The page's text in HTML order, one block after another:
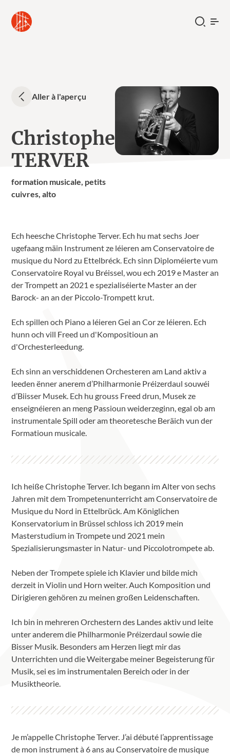
Aller à l'aperçu
Christophe
TERVER
formation musicale, petits
cuivres, alto
Ech heesche Christophe Terver. Ech hu mat sechs Joer
ugefaang mäin Instrument ze léieren am Conservatoire de
musique du Nord zu Ettelbréck. Ech sinn Diploméierte vum
Conservatoire Royal vu Bréissel, wou ech 2019 e Master an
der Trompett an 2021 e spezialiséierte Master an der
Barock- an an der Piccolo-Trompett krut.
Ech spillen och Piano a léieren Gei an Cor ze léieren. Ech
hunn och vill Freed un d'Kompositioun an
d'Orchesterleedung.
Ech sinn an verschiddenen Orchesteren am Land aktiv a
leeden ënner anerem d’Philharmonie Préizerdaul souwéi
d’Biisser Musek. Ech hu grouss Freed drun, Musek ze
enseignéieren an meng Passioun weiderzeginn, egal ob am
instrumentale Spill oder am theoretesche Beräich vun der
Formatioun musicale.
Ich heiße Christophe Terver. Ich begann im Alter von sechs
Jahren mit dem Trompetenunterricht am Conservatoire de
Musique du Nord in Ettelbrück. Am Königlichen
Konservatorium in Brüssel schloss ich 2019 mein
Masterstudium in Trompete und 2021 mein
Spezialisierungsmaster in Natur- und Piccolotrompete ab.
Neben der Trompete spiele ich Klavier und bilde mich
derzeit in Violin und Horn weiter. Auch Komposition und
Dirigieren gehören zu meinen großen Leidenschaften.
Ich bin in mehreren Orchestern des Landes aktiv und leite
unter anderem die Philharmonie Préizerdaul sowie die
Bisser Musik. Besonders am Herzen liegt mir das
Unterrichten und die Weitergabe meiner Begeisterung für
Musik, sei es im instrumentalen Bereich oder in der
Musiktheorie.
Je m’appelle Christophe Terver. J’ai débuté l’apprentissage
de mon instrument à 6 ans au Conservatoire de musique